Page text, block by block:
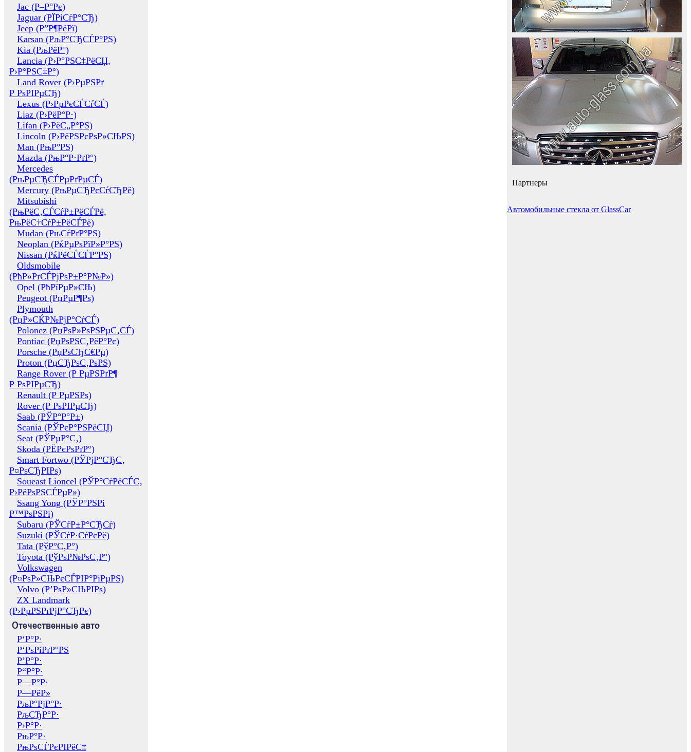
Jac (Р–Р°Рє)
Jaguar (РЇРіСѓР°СЂ)
Jeep (Р”Р¶РёРї)
Karsan (РљР°СЂСЃР°РЅ)
Kia (РљРёР°)
Lancia (Р›Р°РЅС‡РёСЏ,
Р›Р°РЅС‡Р°)
Land Rover (Р›РµРЅРґ
Р РѕРІРµСЂ)
Lexus (Р›РµРєСЃСѓСЃ)
Liaz (Р›РёР°Р·)
Lifan (Р›РёС„Р°РЅ)
Lincoln (Р›РёРЅРєРѕР»СЊРЅ)
Man (РњР°РЅ)
Mazda (РњР°Р·РґР°)
Mercedes
(РњРµСЂСЃРµРґРµСЃ)
Mercury (РњРµСЂРєСѓСЂРё)
Mitsubishi
(РњРёС‚СЃСѓР±РёСЃРё,
РњРёС†СѓР±РёСЃРё)
Mudan (РњСѓРґР°РЅ)
Neoplan (РќРµРѕРїР»Р°РЅ)
Nissan (РќРёСЃСЃР°РЅ)
Oldsmobile
(РћР»РґСЃРјРѕР±Р°Р№Р»)
Opel (РћРїРµР»СЊ)
Peugeot (РџРµР¶Рѕ)
Plymouth
(РџР»СЌР№РјР°СѓСЃ)
Polonez (РџРѕР»РѕРЅРµС‚СЃ)
Pontiac (РџРѕРЅС‚РёР°Рє)
Porsche (РџРѕСЂС€Рµ)
Proton (РџСЂРѕС‚РѕРЅ)
Range Rover (Р РµРЅРґР¶
Р РѕРІРµСЂ)
Renault (Р РµРЅРѕ)
Rover (Р РѕРІРµСЂ)
Saab (РЎР°Р°Р±)
Scania (РЎРєР°РЅРёСЏ)
Seat (РЎРµР°С‚)
Skoda (РЁРєРѕРґР°)
Smart Fortwo (РЎРјР°СЂС‚
Р¤РѕСЂРІРѕ)
Soueast Lioncel (РЎР°СѓРёСЃС‚
Р›РёРѕРЅСЃРµР»)
Ssang Yong (РЎР°РЅРі
Р™РѕРЅРі)
Subaru (РЎСѓР±Р°СЂСѓ)
Suzuki (РЎСѓР·СѓРєРё)
Tata (РўР°С‚Р°)
Toyota (РўРѕР№РѕС‚Р°)
Volkswagen
(Р¤РѕР»СЊРєСЃРІР°РіРµРЅ)
Volvo (Р’РѕР»СЊРІРѕ)
ZX Landmark
(Р›РµРЅРґРјР°СЂРє)
Отечественные авто
Р‘Р°Р·
Р‘РѕРіРґР°РЅ
Р’Р°Р·
Р“Р°Р·
Р—Р°Р·
Р—РёР»
РљР°РјР°Р·
РљСЂР°Р·
Р›Р°Р·
РњР°Р·
РњРѕСЃРєРІРёС‡
Партнеры
Автомобильные стекла от GlassCar